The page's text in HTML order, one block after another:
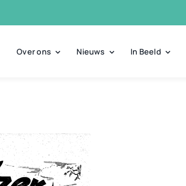
Over ons Nieuws In Beeld